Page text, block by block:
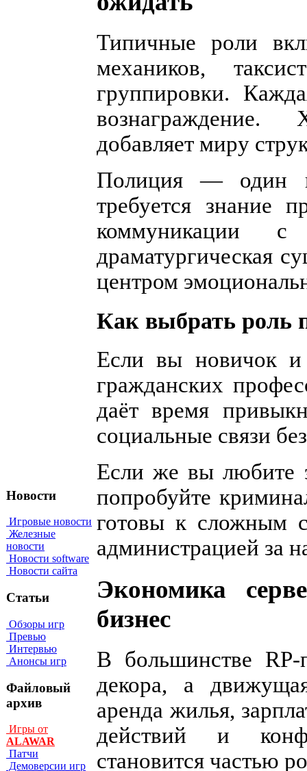
Новости
Игровые новости
Железные
новости
Новости software
Новости сайта
Статьи
Обзоры игр
Превью
Интервью
Анонсы игр
Файловый
архив
Игры от
ALAWAR
Патчи
Демоверсии игр
Типичные роли
механиков,
группировки.
добавляет миру
Полиция — один
требуется знание
коммуникации
драматургическая
центром
Как выбрать роль
Если вы новичок и
гражданских
даёт время
социальные связи
Если же вы любите
попробуйте
готовы к сложным
администрацией за
Экономика
бизнес
В большинстве
декора, а
аренда жилья,
действий и
становится частью